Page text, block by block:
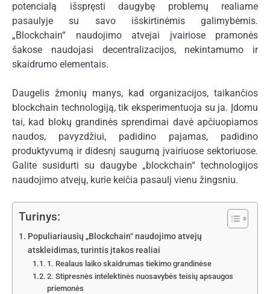
potencialą išspręsti daugybę problemų realiame
pasaulyje su savo išskirtinėmis galimybėmis.
„Blockchain“ naudojimo atvejai įvairiose pramonės
šakose naudojasi decentralizacijos, nekintamumo ir
skaidrumo elementais.
Daugelis žmonių manys, kad organizacijos, taikančios
blockchain technologiją, tik eksperimentuoja su ja. Įdomu
tai, kad blokų grandinės sprendimai davė apčiuopiamos
naudos, pavyzdžiui, padidino pajamas, padidino
produktyvumą ir didesnį saugumą įvairiuose sektoriuose.
Galite susidurti su daugybe „blockchain“ technologijos
naudojimo atvejų, kurie keičia pasaulį vienu žingsniu.
Turinys:
Populiariausių „Blockchain“ naudojimo atvejų
atskleidimas, turintis įtakos realiai
1. Realaus laiko skaidrumas tiekimo grandinėse
2. Stipresnės intelektinės nuosavybės teisių apsaugos
priemonės